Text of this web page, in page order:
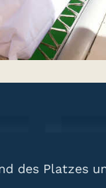
des Platzes